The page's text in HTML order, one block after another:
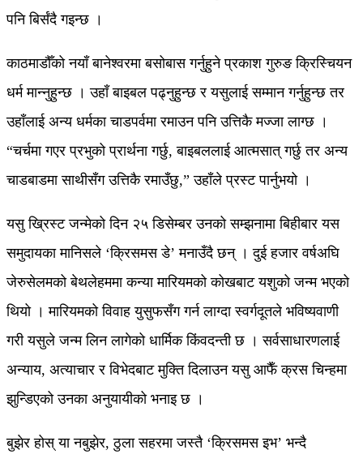
पनि बिर्संदै गइन्छ ।
काठमाडौँको नयाँ बानेश्वरमा बसोबास गर्नुहुने प्रकाश गुरुङ क्रिस्चियन
धर्म मान्नुहुन्छ । उहाँ बाइबल पढ्नुहुन्छ र यसुलाई सम्मान गर्नुहुन्छ तर
उहाँलाई अन्य धर्मका चाडपर्वमा रमाउन पनि उत्तिकै मज्जा लाग्छ ।
“चर्चमा गएर प्रभुको प्रार्थना गर्छु, बाइबललाई आत्मसात् गर्छु तर अन्य
चाडबाडमा साथीसँग उत्तिकै रमाउँछु,” उहाँले प्रस्ट पार्नुभयो ।
यसु ख्रिस्ट जन्मेको दिन २५ डिसेम्बर उनको सम्झनामा बिहीबार यस
समुदायका मानिसले ‘क्रिसमस डे’ मनाउँदै छन् । दुई हजार वर्षअघि
जेरुसेलमको बेथलेहममा कन्या मारियमको कोखबाट यशुको जन्म भएको
थियो । मारियमको विवाह युसुफसँग गर्न लाग्दा स्वर्गदूतले भविष्यवाणी
गरी यसुले जन्म लिन लागेको धार्मिक किंवदन्ती छ । सर्वसाधारणलाई
अन्याय, अत्याचार र विभेदबाट मुक्ति दिलाउन यसु आफैँ क्रस चिन्हमा
झुन्डिएको उनका अनुयायीको भनाइ छ ।
बुझेर होस् या नबुझेर, ठुला सहरमा जस्तै ‘क्रिसमस इभ’ भन्दै